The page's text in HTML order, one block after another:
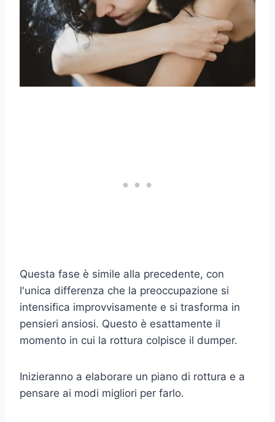
Questa fase è simile alla precedente, con
l'unica differenza che la preoccupazione si
intensifica improvvisamente e si trasforma in
pensieri ansiosi. Questo è esattamente il
momento in cui la rottura colpisce il dumper.
Inizieranno a elaborare un piano di rottura e a
pensare ai modi migliori per farlo.